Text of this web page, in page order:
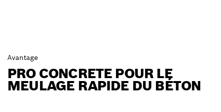
Avantage
PRO CONCRETE POUR LE
MEULAGE RAPIDE DU BÉTON